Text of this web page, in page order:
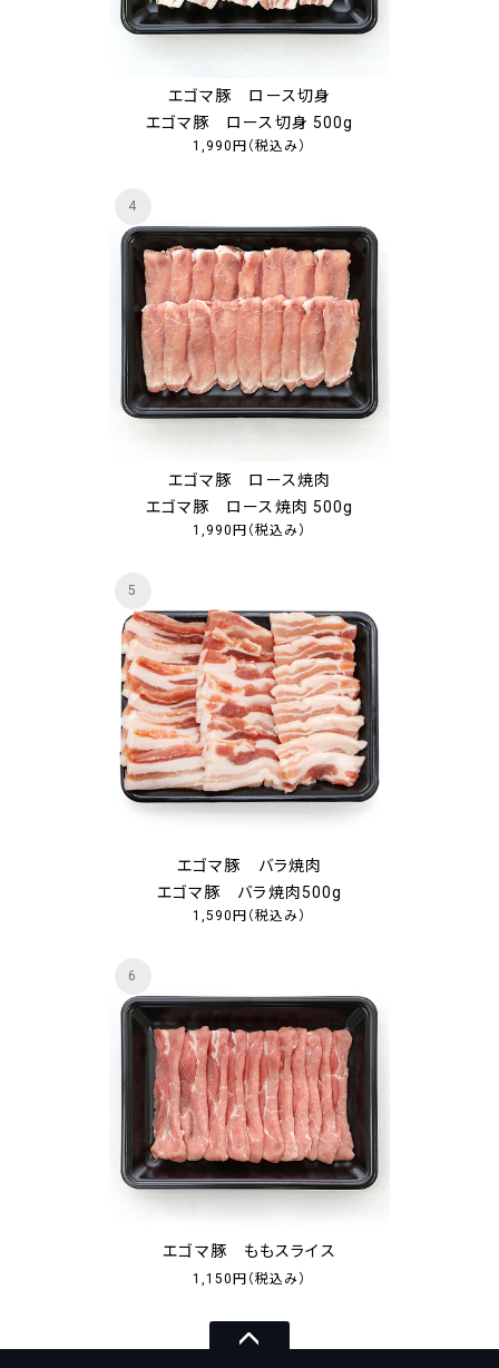
エゴマ豚 ロース切身
エゴマ豚 ロース切身 500g
1,990円 （税込み）
4
エゴマ豚 ロース焼肉
エゴマ豚 ロース焼肉 500g
1,990円 （税込み）
5
エゴマ豚 バラ焼肉
エゴマ豚 バラ焼肉500g
1,590円 （税込み）
6
エゴマ豚 ももスライス
1,150円 （税込み）